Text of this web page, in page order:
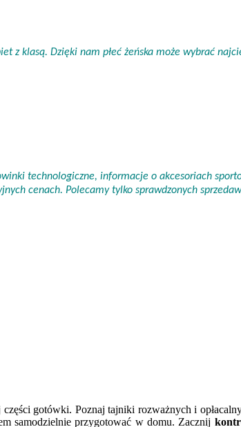
klasą. Dzięki nam płeć żeńska może wybrać
technologiczne, informacje o akcesoriach
cenach. Polecamy tylko sprawdzonych
gotówki. Poznaj tajniki rozważnych i
samodzielnie przygotować w domu. Zacznij